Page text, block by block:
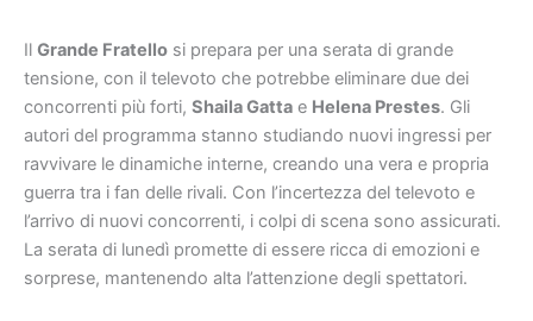
Il Grande Fratello si prepara per una serata di grande
tensione, con il televoto che potrebbe eliminare due dei
concorrenti più forti, Shaila Gatta e Helena Prestes. Gli
autori del programma stanno studiando nuovi ingressi per
ravvivare le dinamiche interne, creando una vera e propria
guerra tra i fan delle rivali. Con l’incertezza del televoto e
l’arrivo di nuovi concorrenti, i colpi di scena sono assicurati.
La serata di lunedì promette di essere ricca di emozioni e
sorprese, mantenendo alta l’attenzione degli spettatori.